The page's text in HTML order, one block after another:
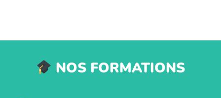
NOS FORMATIONS